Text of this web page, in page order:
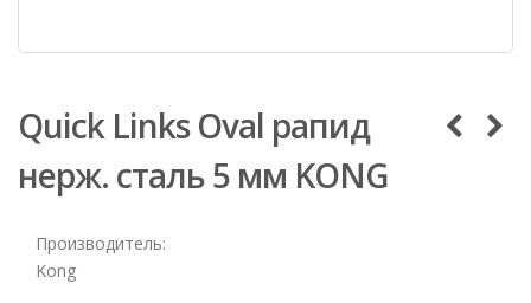
Quick Links Oval рапид
нерж. сталь 5 мм KONG
Производитель:
Kong